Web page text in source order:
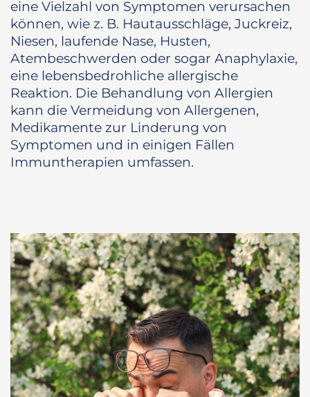
eine Vielzahl von Symptomen verursachen
können, wie z. B. Hautausschläge, Juckreiz,
Niesen, laufende Nase, Husten,
Atembeschwerden oder sogar Anaphylaxie,
eine lebensbedrohliche allergische
Reaktion. Die Behandlung von Allergien
kann die Vermeidung von Allergenen,
Medikamente zur Linderung von
Symptomen und in einigen Fällen
Immuntherapien umfassen.